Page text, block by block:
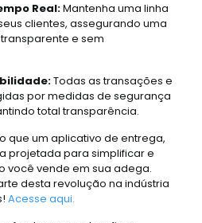
Real:Mantenha uma linha
clientes, assegurando uma
e sem
Todas as transações e
por medidas de segurança
total transparência.
que um aplicativo de entrega,
projetada para simplificar e
você vende em sua adega.
desta revolução na indústria
Acesse aqui.